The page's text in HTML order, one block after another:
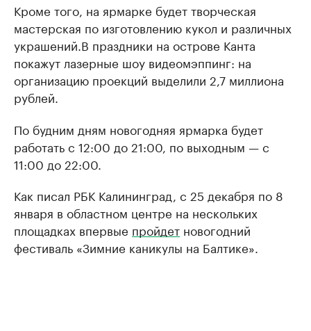
Кроме того, на ярмарке будет творческая
мастерская по изготовлению кукол и различных
украшений.В праздники на острове Канта
покажут лазерные шоу видеомэппинг: на
организацию проекций выделили 2,7 миллиона
рублей.
По будним дням новогодняя ярмарка будет
работать с 12:00 до 21:00, по выходным — с
11:00 до 22:00.
Как писал РБК Калининград, с 25 декабря по 8
января в областном центре на нескольких
площадках впервые пройдет новогодний
фестиваль «Зимние каникулы на Балтике».